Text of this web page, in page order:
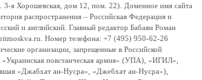
я Хорошевская, дом 12, пом. 22). Доменное имя сайта
распространения – Российская Федерация и
и английский. Главный редактор Бабаян Роман
Номер телефона: +7 (495) 950-62-26
организации, запрещенные в Российской
повстанческая армия» (УПА), «ИГИЛ»,
«Джабхат ан-Нусра», «Джебхат ан-Нусра»),